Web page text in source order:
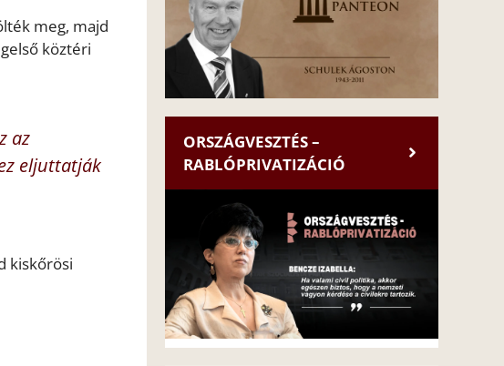
meg, majd
köztéri
az
eljuttatják
kiskőrösi
ORSZÁGVESZTÉS –
RABLÓPRIVATIZÁCIÓ